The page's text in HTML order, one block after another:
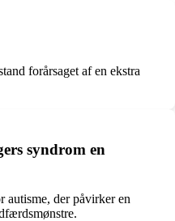
forårsaget af en ekstra
syndrom en
autisme, der påvirker en